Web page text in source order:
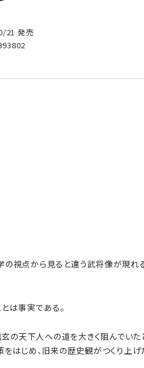
21 発売
学の視点から見ると違う武将像が現れ
は事実である。
の天下人への道を大きく阻んでいた
はじめ、旧来の歴史観がつくり